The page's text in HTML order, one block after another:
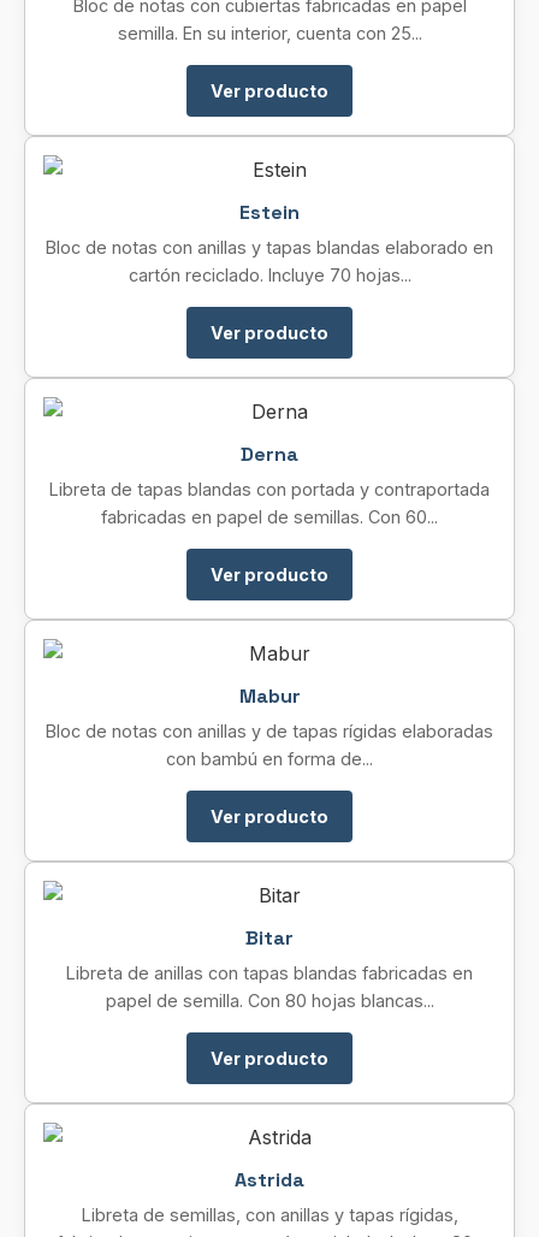
Bloc de notas con cubiertas fabricadas en papel
semilla. En su interior, cuenta con 25...
Ver producto
Estein
Bloc de notas con anillas y tapas blandas elaborado en
cartón reciclado. Incluye 70 hojas...
Ver producto
Derna
Libreta de tapas blandas con portada y contraportada
fabricadas en papel de semillas. Con 60...
Ver producto
Mabur
Bloc de notas con anillas y de tapas rígidas elaboradas
con bambú en forma de...
Ver producto
Bitar
Libreta de anillas con tapas blandas fabricadas en
papel de semilla. Con 80 hojas blancas...
Ver producto
Astrida
Libreta de semillas, con anillas y tapas rígidas,